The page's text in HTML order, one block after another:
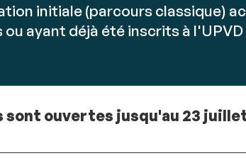
initiale (parcours classique)
ayant déjà été inscrits à
ouvertes jusqu'au 23